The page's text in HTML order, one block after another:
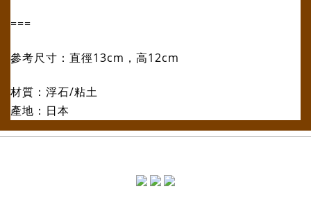
===
參考尺寸：直徑13cm，高12cm
材質：浮石/粘土
產地：日本